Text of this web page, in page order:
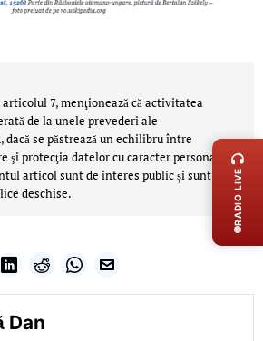
articolul 7, menţionează că activitatea
de la unele prevederi ale
dacă se păstrează un echilibru între
şi protecţia datelor cu caracter personal.
articol sunt de interes public și sunt
deschise.
Dan
RADIO LIVE